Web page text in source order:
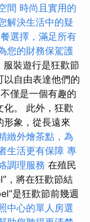
間 時尚且實用的
解決生活中的疑
選擇，滿足所有
您的財務保駕護
服裝遊行是狂歡節
以自由表達他們的
僅是一個有趣的
化。 此外，狂歡
形象，從長遠來
緻外燴茶點，為
生活更有保障 專
調理服務 在殖民
，將在狂歡節結
是狂歡節前幾週
中心的單人房選